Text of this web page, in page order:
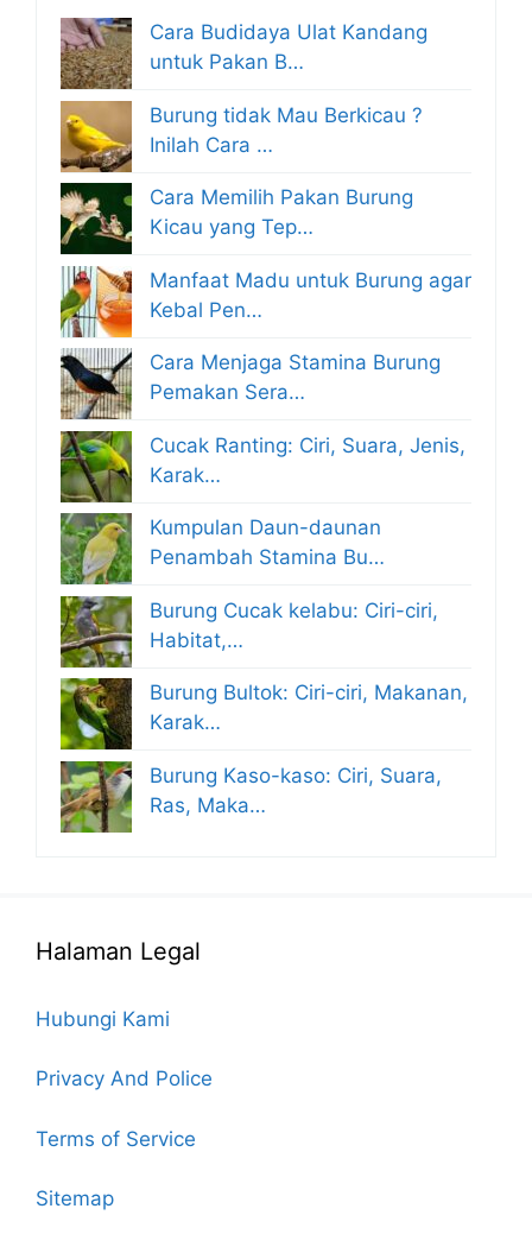
Cara Budidaya Ulat Kandang
untuk Pakan B…
Burung tidak Mau Berkicau ?
Inilah Cara …
Cara Memilih Pakan Burung
Kicau yang Tep…
Manfaat Madu untuk Burung agar
Kebal Pen…
Cara Menjaga Stamina Burung
Pemakan Sera…
Cucak Ranting: Ciri, Suara, Jenis,
Karak…
Kumpulan Daun-daunan
Penambah Stamina Bu…
Burung Cucak kelabu: Ciri-ciri,
Habitat,…
Burung Bultok: Ciri-ciri, Makanan,
Karak…
Burung Kaso-kaso: Ciri, Suara,
Ras, Maka…
Halaman Legal
Hubungi Kami
Privacy And Police
Terms of Service
Sitemap